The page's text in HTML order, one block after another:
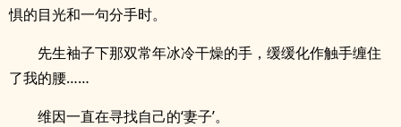
惧的目光和一句分手时。
先生袖子下那双常年冰冷干燥的手，缓缓化作触手缠住
了我的腰……
维因一直在寻找自己的‘妻子’。